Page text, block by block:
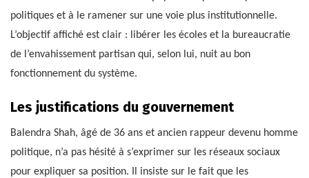
politiques et à le ramener sur une voie plus institutionnelle.
L’objectif affiché est clair : libérer les écoles et la bureaucratie
de l’envahissement partisan qui, selon lui, nuit au bon
fonctionnement du système.
Les justifications du gouvernement
Balendra Shah, âgé de 36 ans et ancien rappeur devenu homme
politique, n’a pas hésité à s’exprimer sur les réseaux sociaux
pour expliquer sa position. Il insiste sur le fait que les